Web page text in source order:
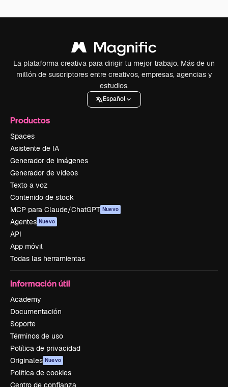
La plataforma creativa para dirigir tu mejor trabajo. Más de un
millón de suscriptores entre creativos, empresas, agencias y
estudios.
Español
Productos
Spaces
Asistente de IA
Generador de imágenes
Generador de vídeos
Texto a voz
Contenido de stock
MCP para Claude/ChatGPT Nuevo
Agentes Nuevo
API
App móvil
Todas las herramientas
Información útil
Academy
Documentación
Soporte
Términos de uso
Política de privacidad
Originales Nuevo
Política de cookies
Centro de confianza